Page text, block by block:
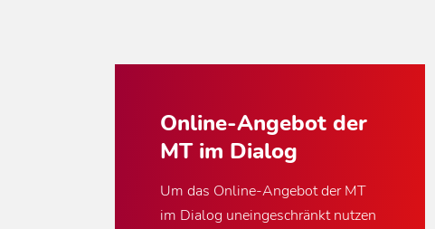
Online-Angebot der
MT im Dialog
Um das Online-Angebot der MT
im Dialog uneingeschränkt nutzen